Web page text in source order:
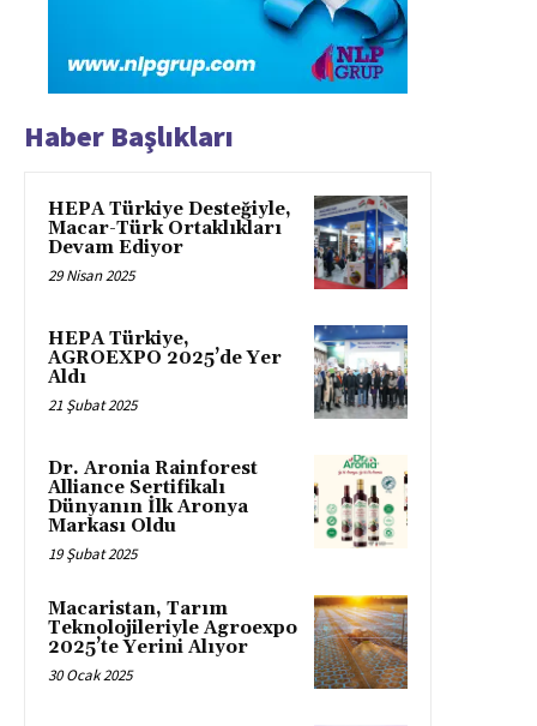
Haber Başlıkları
HEPA Türkiye Desteğiyle,
Macar-Türk Ortaklıkları
Devam Ediyor
29 Nisan 2025
HEPA Türkiye,
AGROEXPO 2025’de Yer
Aldı
21 Şubat 2025
Dr. Aronia Rainforest
Alliance Sertifikalı
Dünyanın İlk Aronya
Markası Oldu
19 Şubat 2025
Macaristan, Tarım
Teknolojileriyle Agroexpo
2025’te Yerini Alıyor
30 Ocak 2025